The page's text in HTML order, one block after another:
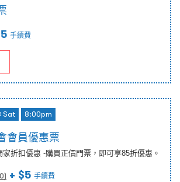
手續費
Sat 8:00pm
會員優惠票
家折扣優惠 -購買正價門票，即可享85折優惠。
) + $5 手續費